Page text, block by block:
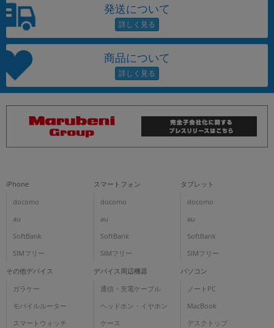
発送について
商品について
iPhone
docomo
au
SoftBank
SIMフリー
スマートフォン
docomo
au
SoftBank
SIMフリー
タブレット
docomo
au
SoftBank
SIMフリー
その他デバイス
ガラケー
モバイルルーター
スマートウォッチ
デバイス周辺機器
通信・充電ケーブル
ヘッドホン・イヤホン
ケース
パソコン
ノートPC
MacBook
デスクトップ